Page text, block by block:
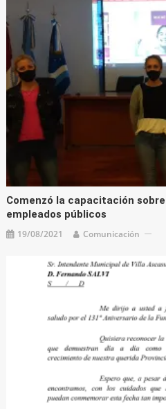
Comenzó la capacitación
empleados públicos
19/08/2021 Comunicación